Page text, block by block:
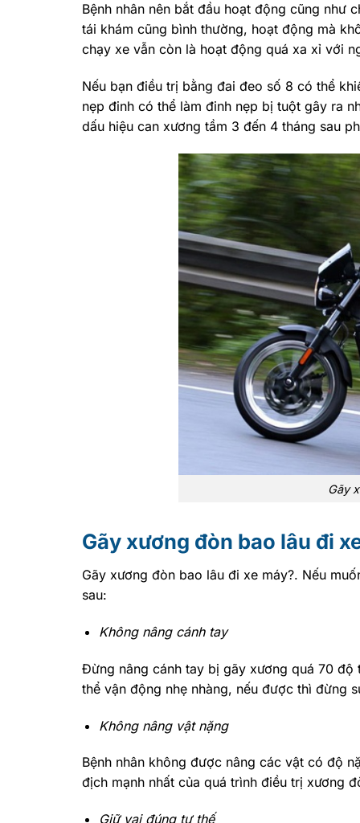
Bệnh nhân nên bắt đầu hoạt động cũng như
tái khám cũng bình thường, hoạt động mà
chạy xe vẫn còn là hoạt động quá xa xỉ với
Nếu bạn điều trị bằng đai đeo số 8 có thể
nẹp đinh có thể làm đinh nẹp bị tuột gây ra
dấu hiệu can xương tầm 3 đến 4 tháng sau
Gãy
Gãy xương đòn bao lâu đi
Gãy xương đòn bao lâu đi xe máy?. Nếu
sau:
Không nâng cánh tay
Đừng nâng cánh tay bị gãy xương quá 70
thể vận động nhẹ nhàng, nếu được thì đừng
Không nâng vật nặng
Bệnh nhân không được nâng các vật có độ
địch mạnh nhất của quá trình điều trị xương
Giữ vai đúng tư thế